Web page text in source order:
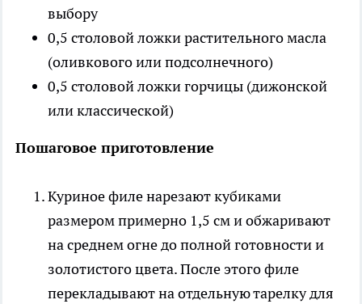
выбору
0,5 столовой ложки растительного масла
(оливкового или подсолнечного)
0,5 столовой ложки горчицы (дижонской
или классической)
Пошаговое приготовление
Куриное филе нарезают кубиками
размером примерно 1,5 см и обжаривают
на среднем огне до полной готовности и
золотистого цвета. После этого филе
перекладывают на отдельную тарелку для